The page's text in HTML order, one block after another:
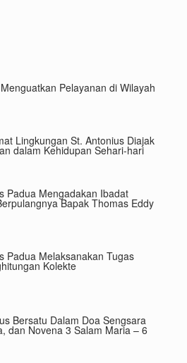
Pelayanan di Wilayah
Lingkungan St. Antonius Diajak
dalam Kehidupan Sehari-hari
Padua Mengadakan Ibadat
Bapak Thomas Eddy
Padua Melaksanakan Tugas
Kolekte
Bersatu Dalam Doa Sengsara
dan Novena 3 Salam Maria – 6